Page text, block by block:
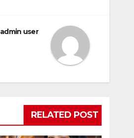
admin user
RELATED POST